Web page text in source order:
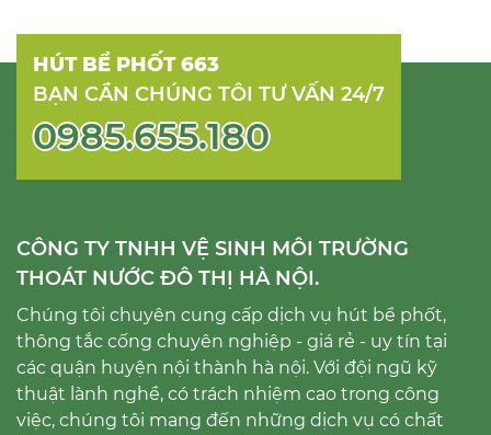
HÚT BỂ PHỐT 663
BẠN CẦN CHÚNG TÔI TƯ VẤN 24/7
0985.655.180
CÔNG TY TNHH VỆ SINH MÔI TRƯỜNG
THOÁT NƯỚC ĐÔ THỊ HÀ NỘI.
Chúng tôi chuyên cung cấp dịch vụ hút bể phốt,
thông tắc cống chuyên nghiệp - giá rẻ - uy tín tại
các quận huyện nội thành hà nội. Với đội ngũ kỹ
thuật lành nghề, có trách nhiệm cao trong công
việc, chúng tôi mang đến những dịch vụ có chất